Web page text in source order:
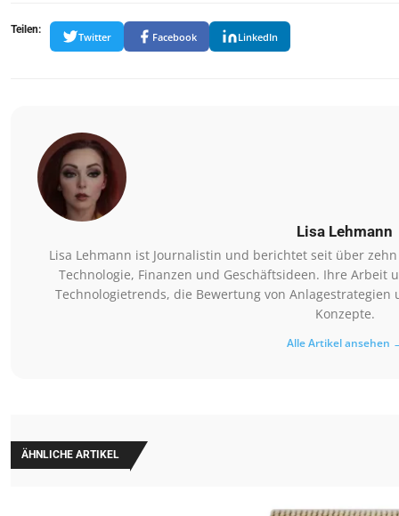
Teilen:
Twitter Facebook LinkedIn
Lisa Lehmann
Lisa Lehmann ist Journalistin und berichtet seit über
Technologie, Finanzen und Geschäftsideen. Ihre Arbeit
Technologietrends, die Bewertung von
Konzepte.
Alle Artikel ansehen
ÄHNLICHE ARTIKEL